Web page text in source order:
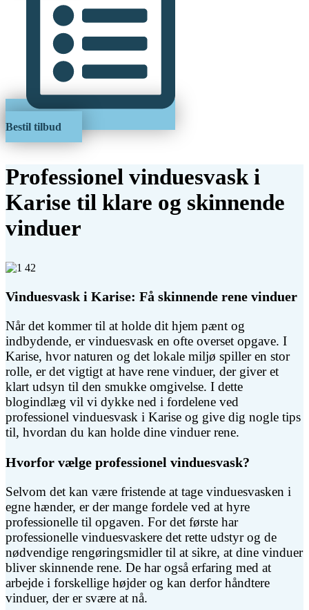
Bestil tilbud
Professionel vinduesvask i
Karise til klare og skinnende
vinduer
Vinduesvask i Karise: Få skinnende rene vinduer
Når det kommer til at holde dit hjem pænt og
indbydende, er vinduesvask en ofte overset opgave. I
Karise, hvor naturen og det lokale miljø spiller en stor
rolle, er det vigtigt at have rene vinduer, der giver et
klart udsyn til den smukke omgivelse. I dette
blogindlæg vil vi dykke ned i fordelene ved
professionel vinduesvask i Karise og give dig nogle tips
til, hvordan du kan holde dine vinduer rene.
Hvorfor vælge professionel vinduesvask?
Selvom det kan være fristende at tage vinduesvasken i
egne hænder, er der mange fordele ved at hyre
professionelle til opgaven. For det første har
professionelle vinduesvaskere det rette udstyr og de
nødvendige rengøringsmidler til at sikre, at dine vinduer
bliver skinnende rene. De har også erfaring med at
arbejde i forskellige højder og kan derfor håndtere
vinduer, der er svære at nå.